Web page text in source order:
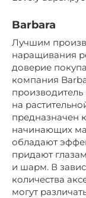
Barbara
Лучшим
наращивания
доверие
компания
на
предназначен
начинающих
обладают
придают
и шарм. В
количества
могут